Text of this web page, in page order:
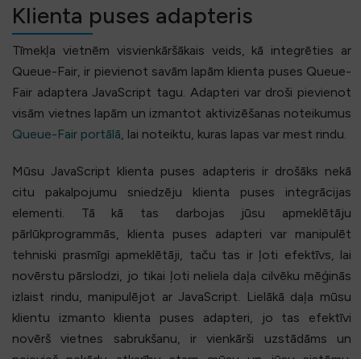
Klienta puses adapteris
Tīmekļa vietnēm visvienkāršākais veids, kā integrēties ar
Queue-Fair, ir pievienot savām lapām klienta puses Queue-
Fair adaptera JavaScript tagu. Adapteri var droši pievienot
visām vietnes lapām un izmantot aktivizēšanas noteikumus
Queue-Fair portālā, lai noteiktu, kuras lapas var mest rindu.
Mūsu JavaScript klienta puses adapteris ir drošāks nekā
citu pakalpojumu sniedzēju klienta puses integrācijas
elementi. Tā kā tas darbojas jūsu apmeklētāju
pārlūkprogrammās, klienta puses adapteri var manipulēt
tehniski prasmīgi apmeklētāji, taču tas ir ļoti efektīvs, lai
novērstu pārslodzi, jo tikai ļoti neliela daļa cilvēku mēģinās
izlaist rindu, manipulējot ar JavaScript. Lielākā daļa mūsu
klientu izmanto klienta puses adapteri, jo tas efektīvi
novērš vietnes sabrukšanu, ir vienkārši uzstādāms un